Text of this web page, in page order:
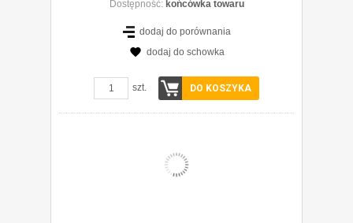
Dostępność: końcówka towaru
dodaj do porównania
dodaj do schowka
szt. DO KOSZYKA